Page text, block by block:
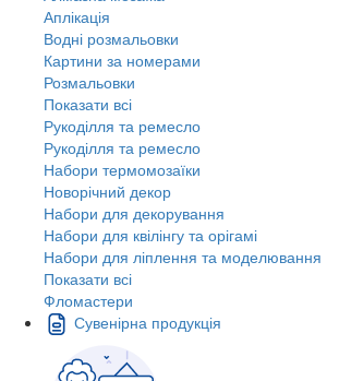
Аплікація
Водні розмальовки
Картини за номерами
Розмальовки
Показати всі
Рукоділля та ремесло
Рукоділля та ремесло
Набори термомозаїки
Новорічний декор
Набори для декорування
Набори для квілінгу та орігамі
Набори для ліплення та моделювання
Показати всі
Фломастери
Сувенірна продукція